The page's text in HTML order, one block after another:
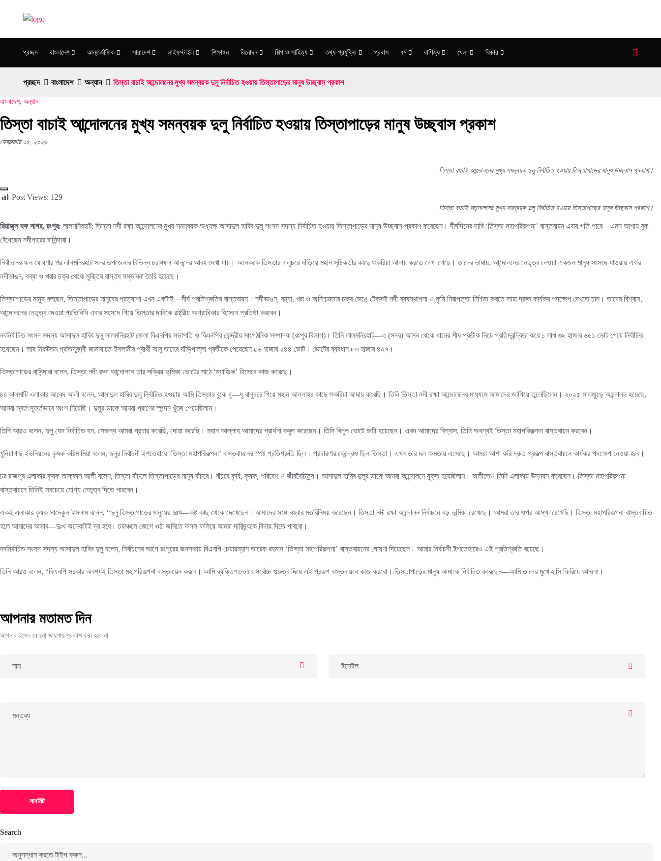
প্রচ্ছদ বাংলাদেশ আন্তর্জাতিক সারাদেশ লাইফস্টাইল শিক্ষাঙ্গন বিনোদন শিল্প ও সাহিত্য তথ্য-প্রযুক্তি প্রবাস ধর্ম বাণিজ্য খেলা ফিচার
প্রচ্ছদ বাংলাদেশ অন্যান তিস্তা বাচাই আন্দোলনের মুখ্য সমন্বয়ক দুলু নির্বাচিত হওয়ায় তিস্তাপাড়ের মানুষ উচ্ছ্বাস প্রকাশ
বাংলাদেশ, অন্যান
তিস্তা বাচাই আন্দোলনের মুখ্য সমন্বয়ক দুলু নির্বাচিত হওয়ায় তিস্তাপাড়ের মানুষ উচ্ছ্বাস প্রকাশ
ফেব্রুয়ারি ১৫, ২০২৬
তিস্তা বাচাই আন্দোলনের মুখ্য সমন্বয়ক দুলু নির্বাচিত হওয়ায় তিস্তাপাড়ের মানুষ উচ্ছ্বাস প্রকাশ।
Post Views: 129
তিস্তা বাচাই আন্দোলনের মুখ্য সমন্বয়ক দুলু নির্বাচিত হওয়ায় তিস্তাপাড়ের মানুষ উচ্ছ্বাস প্রকাশ।
রিয়াজুল হক সাগর, রংপুর: লালমনিরহাট: তিস্তা নদী রক্ষা আন্দোলনের মুখ্য সমন্বয়ক অধ্যক্ষ আসাদুল হাবিব দুলু সংসদ সদস্য নির্বাচিত হওয়ায় তিস্তাপাড়ের মানুষ উচ্ছ্বাস প্রকাশ করেছেন। দীর্ঘদিনের দাবি ‘তিস্তা মহাপরিকল্পনা’ বাস্তবায়ন এবার গতি পাবে—এমন আশায় বুক
বেঁধেছেন নদীপারের বাসিন্দারা।
নির্বাচনের ফল ঘোষণার পর লালমনিরহাট সদর উপজেলার বিভিন্ন চরাঞ্চলে আনন্দের আবহ দেখা যায়। অনেককে তিস্তার বালুচরে দাঁড়িয়ে মহান সৃষ্টিকর্তার কাছে শুকরিয়া আদায় করতে দেখা গেছে। তাদের ভাষায়, আন্দোলনের নেতৃত্ব দেওয়া একজন মানুষ সংসদে যাওয়ায় এবার
নদীভাঙন, বন্যা ও খরার চক্র থেকে মুক্তির বাস্তব সম্ভাবনা তৈরি হয়েছে।
তিস্তাপাড়ের মানুষ বলছেন, তিস্তাপাড়ের মানুষের প্রত্যাশা এখন একটাই—দীর্ঘ প্রতিশ্রুতির বাস্তবায়ন। নদীভাঙন, বন্যা, খরা ও অনিশ্চয়তার চক্র ভেঙে টেকসই নদী ব্যবস্থাপনা ও কৃষি নিরাপত্তা নিশ্চিত করতে তারা দ্রুত কার্যকর পদক্ষেপ দেখতে চান। তাদের বিশ্বাস,
আন্দোলনের নেতৃত্ব দেওয়া প্রতিনিধি এবার সংসদে গিয়ে তিস্তার দাবিকে রাষ্ট্রীয় অগ্রাধিকার হিসেবে প্রতিষ্ঠা করবেন।
নবনির্বাচিত সংসদ সদস্য আসাদুল হাবিব দুলু লালমনিরহাট জেলা বিএনপির সভাপতি ও বিএনপির কেন্দ্রীয় সাংগঠনিক সম্পাদক (রংপুর বিভাগ)। তিনি লালমনিরহাট—৩ (সদর) আসন থেকে ধানের শীষ প্রতীক নিয়ে প্রতিদ্বন্দ্বিতা করে ১ লাখ ৩৯ হাজার ৬৫১ ভোট পেয়ে নির্বাচিত
হয়েছেন। তার নিকটতম প্রতিদ্বন্দ্বী জামায়াতে ইসলামীর প্রার্থী আবু তাহের দাঁড়িপাল্লা প্রতীকে পেয়েছেন ৫৬ হাজার ২৪৪ ভোট। ভোটের ব্যবধান ৮৩ হাজার ৪০৭।
তিস্তাপাড়ের বাসিন্দারা বলেন, তিস্তা নদী রক্ষা আন্দোলনে তার সক্রিয় ভূমিকা ভোটের মাঠে ‘ম্যাজিক’ হিসেবে কাজ করেছে।
চর কালমাটি এলাকার আবেদ আলী বলেন, আসাদুল হাবিব দুলু নির্বাচিত হওয়ায় আমি তিস্তার বুকে ধু—ধু বালুচরে গিয়ে মহান আল্লাহর কাছে শুকরিয়া আদায় করেছি। তিনি তিস্তা নদী রক্ষা আন্দোলনের মাধ্যমে আমাদের জাগিয়ে তুলেছিলেন। ২০২৫ সালজুড়ে আন্দোলন হয়েছে,
আমরা স্বতঃস্ফূর্তভাবে অংশ নিয়েছি। দুলুর ডাকে আমরা প্রাণের স্পন্দন খুঁজে পেয়েছিলাম।
তিনি আরও বলেন, দুলু যেন নির্বাচিত হন, সেজন্য আমরা প্রচার করেছি, দোয়া করেছি। মহান আল্লাহ আমাদের প্রার্থনা কবুল করেছেন। তিনি বিপুল ভোটে জয়ী হয়েছেন। এখন আমাদের বিশ্বাস, তিনি অবশ্যই তিস্তা মহাপরিকল্পনা বাস্তবায়ন করবেন।
খুনিয়াগাছ ইউনিয়নের কৃষক করিম মিয়া বলেন, দুলুর নির্বাচনী ইশতেহারে ‘তিস্তা মহাপরিকল্পনা’ বাস্তবায়নের স্পষ্ট প্রতিশ্রুতি ছিল। প্রচারণার কেন্দ্রেও ছিল তিস্তা। এখন তার দল ক্ষমতায় এসেছে। আমরা আশা করি দ্রুত প্রকল্প বাস্তবায়নে কার্যকর পদক্ষেপ নেওয়া হবে।
চর রাজপুর এলাকার কৃষক আক্কাস আলী বলেন, তিস্তা বাঁচলে তিস্তাপাড়ের মানুষ বাঁচবে। বাঁচবে কৃষি, কৃষক, পরিবেশ ও জীববৈচিত্র্য। আসাদুল হাবিব দুলুর ডাকে আমরা আন্দোলনে যুক্ত হয়েছিলাম। অতীতেও তিনি এলাকায় উন্নয়ন করেছেন। তিস্তা মহাপরিকল্পনা
বাস্তবায়নে তিনিই সবচেয়ে যোগ্য নেতৃত্ব দিতে পারবেন।
একই এলাকার কৃষক সাদেকুল ইসলাম বলেন, “দুলু তিস্তাপাড়ের মানুষের দুঃখ—কষ্ট কাছ থেকে দেখেছেন। আমাদের সঙ্গে বহুবার মতবিনিময় করেছেন। তিস্তা নদী রক্ষা আন্দোলন নির্বাচনে বড় ভূমিকা রেখেছে। আমরা তার ওপর আস্থা রেখেছি। তিস্তা মহাপরিকল্পনা বাস্তবায়িত
হলে আমাদের অভাব—দুঃখ অনেকটাই দূর হবে। চরাঞ্চলে জেগে ওঠা জমিতে ফসল ফলিয়ে আমরা দারিদ্র্যকে বিদায় দিতে পারবো।
নবনির্বাচিত সংসদ সদস্য আসাদুল হাবিব দুলু বলেন, নির্বাচনের আগে রংপুরের জনসভায় বিএনপি চেয়ারম্যান তারেক রহমান ‘তিস্তা মহাপরিকল্পনা’ বাস্তবায়নের ঘোষণা দিয়েছেন। আমার নির্বাচনী ইশতেহারেও এই প্রতিশ্রুতি রয়েছে।
তিনি আরও বলেন, “বিএনপি সরকার অবশ্যই তিস্তা মহাপরিকল্পনা বাস্তবায়ন করবে। আমি ব্যক্তিগতভাবে সর্বোচ্চ গুরুত্ব দিয়ে এই প্রকল্প বাস্তবায়নে কাজ করবো। তিস্তাপাড়ের মানুষ আমাকে নির্বাচিত করেছেন—আমি তাদের মুখে হাসি ফিরিয়ে আনবো।
আপনার মতামত দিন
আপনার ইমেল কোনো জায়গায় প্রকাশ করা হবে না
সাবমিট
Search